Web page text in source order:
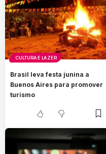
CULTURA E LAZER
Brasil leva festa junina a
Buenos Aires para promover
turismo